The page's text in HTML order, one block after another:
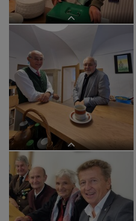
im BEGEGNUNGSzentrum
im BEGEGNUNGSzentrum